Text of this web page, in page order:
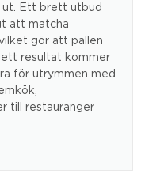
ut. Ett brett utbud
att matcha
gör att pallen
ett resultat kommer
för utrymmen med
till restauranger